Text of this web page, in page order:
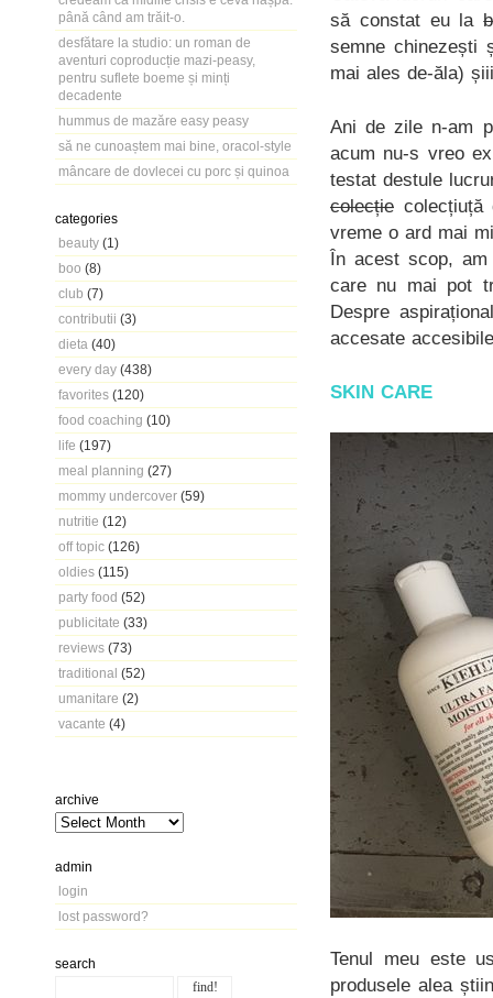
până când am trăit-o.
desfătare la studio: un roman de
aventuri coproducție mazi-peasy,
pentru suflete boeme și minți
decadente
hummus de mazăre easy peasy
să ne cunoaștem mai bine, oracol-style
mâncare de dovlecei cu porc și quinoa
categories
beauty (1)
boo (8)
club (7)
contributii (3)
dieta (40)
every day (438)
favorites (120)
food coaching (10)
life (197)
meal planning (27)
mommy undercover (59)
nutritie (12)
off topic (126)
oldies (115)
party food (52)
publicitate (33)
reviews (73)
traditional (52)
umanitare (2)
vacante (4)
archive
admin
login
lost password?
search
să constat eu la
semne chinezești
mai ales de-ăla)
Ani de zile n-am
acum nu-s vreo
testat destule
colecție
vreme o ard mai
În acest scop,
care nu mai pot
Despre
accesate
SKIN CARE
Tenul meu este
produsele alea